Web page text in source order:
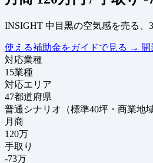
INSIGHT 中目黒の空気感を売る、
使える補助金をガイドで見る →
対応業種
15業種
対応エリア
47都道府県
普通シナリオ（標準40坪・商業地域
月商
120万
手取り
-73万